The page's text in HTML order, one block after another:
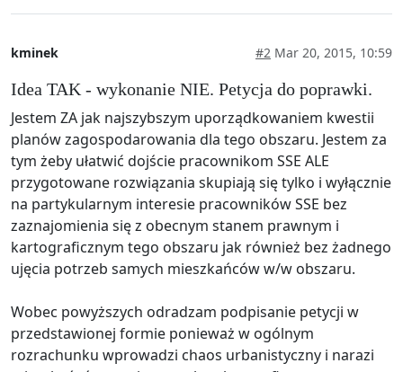
kminek #2 Mar 20, 2015, 10:59
Idea TAK - wykonanie NIE. Petycja do poprawki.
Jestem ZA jak najszybszym uporządkowaniem kwestii
planów zagospodarowania dla tego obszaru. Jestem za
tym żeby ułatwić dojście pracownikom SSE ALE
przygotowane rozwiązania skupiają się tylko i wyłącznie
na partykularnym interesie pracowników SSE bez
zaznajomienia się z obecnym stanem prawnym i
kartograficznym tego obszaru jak również bez żadnego
ujęcia potrzeb samych mieszkańców w/w obszaru.
Wobec powyższych odradzam podpisanie petycji w
przedstawionej formie ponieważ w ogólnym
rozrachunku wprowadzi chaos urbanistyczny i narazi